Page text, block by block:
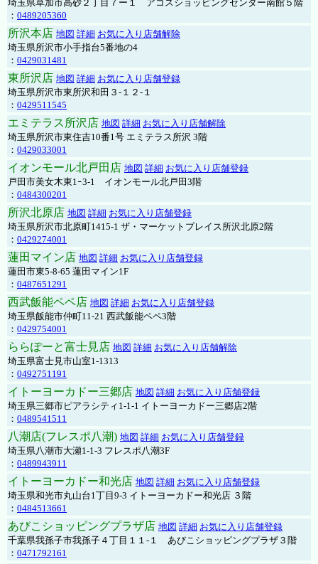
埼玉県草加市高砂２丁目７ー１ アコスショッピングセンター南館５階
： 0489205360
所沢本店 地図 詳細 お気に入り店舗解除
埼玉県所沢市小手指台5番地の4
： 0429031481
東所沢店 地図 詳細 お気に入り店舗登録
埼玉県所沢市東所沢和田３-１２-１
： 0429511545
エミテラス所沢店 地図 詳細 お気に入り店舗解除
埼玉県所沢市東住吉10番1号 エミテラス所沢 3階
： 0429033001
イオンモール北戸田店 地図 詳細 お気に入り店舗登録
戸田市美女木東1ｰ3‐1 イオンモール北戸田3階
： 0484300201
所沢北原店 地図 詳細 お気に入り店舗登録
埼玉県所沢市北原町1415-1 ザ・マーケットプレイス所沢北原2階
： 0429274001
蓮田マイン店 地図 詳細 お気に入り店舗登録
蓮田市東5-8-65 蓮田マイン1F
： 0487651291
西武飯能ペペ店 地図 詳細 お気に入り店舗登録
埼玉県飯能市仲町11-21 西武飯能ペペ3階
： 0429754001
ららぽーと富士見店 地図 詳細 お気に入り店舗解除
埼玉県富士見市山室1-1313
： 0492751191
イトーヨーカドー三郷店 地図 詳細 お気に入り店舗登録
埼玉県三郷市ピアラシティ1-1-1 イトーヨーカドー三郷店2階
： 0489541511
八潮店(フレスポ八潮) 地図 詳細 お気に入り店舗登録
埼玉県八潮市大瀬1-1-3 フレスポ八潮3F
： 0489943911
イトーヨーカドー和光店 地図 詳細 お気に入り店舗登録
埼玉県和光市丸山台1丁目9-3 イトーヨーカドー和光店 ３階
： 0484513661
あびこショッピングプラザ店 地図 詳細 お気に入り店舗登録
千葉県我孫子市我孫子４丁目１１-１ あびこショッピングプラザ３階
： 0471792161